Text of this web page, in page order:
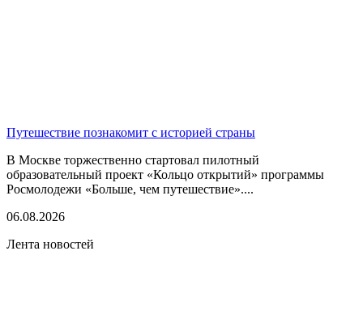
Путешествие познакомит с историей страны
В Москве торжественно стартовал пилотный
образовательный проект «Кольцо открытий» программы
Росмолодежи «Больше, чем путешествие»....
06.08.2026
Лента новостей